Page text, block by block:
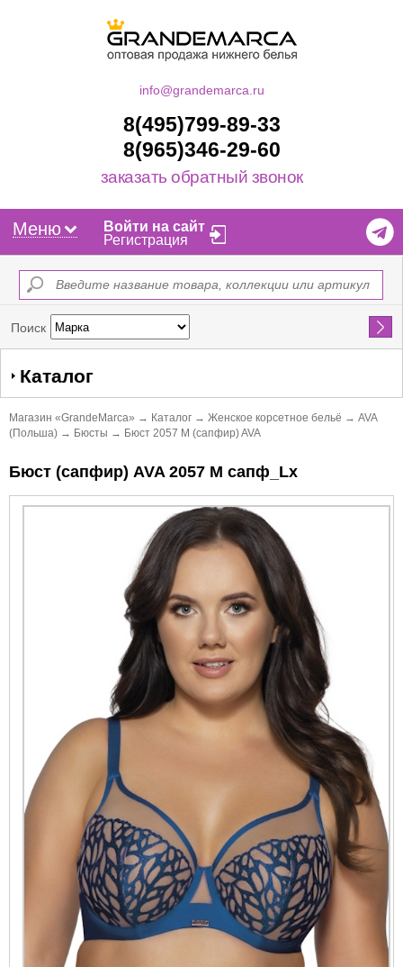
info@grandemarca.ru
8(495)799-89-33
8(965)346-29-60
заказать обратный звонок
Меню
Войти на сайт
Регистрация
Поиск Найти
Каталог
Магазин «GrandeMarca» → Каталог → Женское корсетное бельё → AVA
(Польша) → Бюсты → Бюст 2057 M (сапфир) AVA
Бюст (сапфир) AVA 2057 M сапф_Lx